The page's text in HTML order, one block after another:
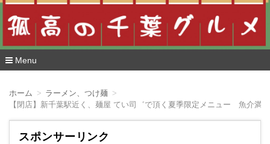
Menu
ホーム
ラーメン、つけ麺
【閉店】新千葉駅近く、麺屋 てい司゛で頂く夏季限定メニュー 魚介満
スポンサーリンク